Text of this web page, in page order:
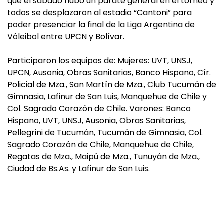
todos se desplazaron al estadio “Cantoni” para
poder presenciar la final de la Liga Argentina de
Vóleibol entre UPCN y Bolívar.
Participaron los equipos de: Mujeres: UVT, UNSJ,
UPCN, Ausonia, Obras Sanitarias, Banco Hispano, Cír.
Policial de Mza., San Martín de Mza., Club Tucumán de
Gimnasia, Lafinur de San Luis, Manquehue de Chile y
Col. Sagrado Corazón de Chile. Varones: Banco
Hispano, UVT, UNSJ, Ausonia, Obras Sanitarias,
Pellegrini de Tucumán, Tucumán de Gimnasia, Col.
Sagrado Corazón de Chile, Manquehue de Chile,
Regatas de Mza., Maipú de Mza., Tunuyán de Mza.,
Ciudad de Bs.As. y Lafinur de San Luis.